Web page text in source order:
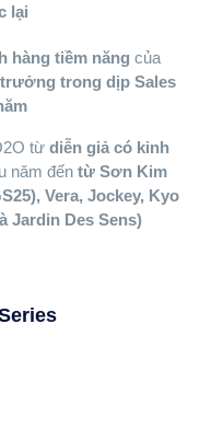
lại
hàng tiềm năng của
trong dịp Sales
từ diễn giả có kinh
năm đến từ Sơn Kim
Vera, Jockey, Kyo
Jardin Des Sens)